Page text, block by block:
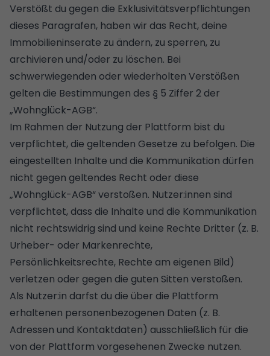
Verstößt du gegen die Exklusivitätsverpflichtungen
dieses Paragrafen, haben wir das Recht, deine
Immobilieninserate zu ändern, zu sperren, zu
archivieren und/oder zu löschen. Bei
schwerwiegenden oder wiederholten Verstößen
gelten die Bestimmungen des § 5 Ziffer 2 der
„Wohnglück-AGB“.
Im Rahmen der Nutzung der Plattform bist du
verpflichtet, die geltenden Gesetze zu befolgen. Die
eingestellten Inhalte und die Kommunikation dürfen
nicht gegen geltendes Recht oder diese
„Wohnglück-AGB“ verstoßen. Nutzer:innen sind
verpflichtet, dass die Inhalte und die Kommunikation
nicht rechtswidrig sind und keine Rechte Dritter (z. B.
Urheber- oder Markenrechte,
Persönlichkeitsrechte, Rechte am eigenen Bild)
verletzen oder gegen die guten Sitten verstoßen.
Als Nutzer:in darfst du die über die Plattform
erhaltenen personenbezogenen Daten (z. B.
Adressen und Kontaktdaten) ausschließlich für die
von der Plattform vorgesehenen Zwecke nutzen.